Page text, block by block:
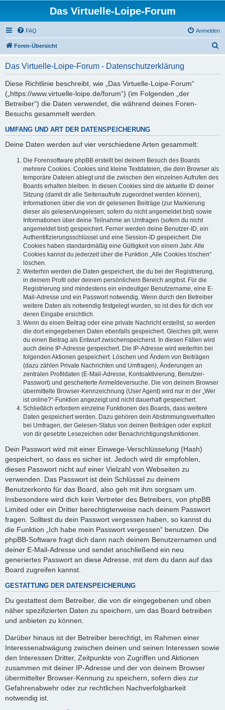
Das Virtuelle-Loipe-Forum
FAQ Anmelden
Foren-Übersicht
Das Virtuelle-Loipe-Forum - Datenschutzerklärung
Diese Richtlinie beschreibt, wie „Das Virtuelle-Loipe-Forum“
(„https://www.virtuelle-loipe.de/forum“) (im Folgenden „der
Betreiber“) die Daten verwendet, die während deines Foren-
Besuchs gesammelt werden.
UMFANG UND ART DER DATENSPEICHERUNG
Deine Daten werden auf vier verschiedene Arten gesammelt:
Die Forensoftware phpBB erstellt bei deinem Besuch des Boards
mehrere Cookies. Cookies sind kleine Textdateien, die dein Browser als
temporäre Dateien ablegt und die zwischen den einzelnen Aufrufen des
Boards erhalten bleiben. In diesen Cookies sind die aktuelle ID deiner
Sitzung (damit dir alle Seitenaufrufe zugeordnet werden können),
Informationen über die von dir gelesenen Beiträge (zur Markierung
dieser als gelesen/ungelesen; sofern du nicht angemeldet bist) sowie
Informationen über deine Teilnahme an Umfragen (sofern du nicht
angemeldet bist) gespeichert. Ferner werden deine Benutzer-ID, ein
Authentifizierungsschlüssel und eine Session-ID gespeichert. Die
Cookies haben standardmäßig eine Gültigkeit von einem Jahr. Alle
Cookies kannst du jederzeit über die Funktion „Alle Cookies löschen“
löschen.
Weiterhin werden die Daten gespeichert, die du bei der Registrierung,
in deinem Profil oder deinem persönlichem Bereich angibst. Für die
Registrierung sind mindestens ein eindeutiger Benutzername, eine E-
Mail-Adresse und ein Passwort notwendig. Wenn durch den Betreiber
weitere Daten als notwendig festgelegt wurden, so ist dies für dich vor
deren Eingabe ersichtlich.
Wenn du einen Beitrag oder eine private Nachricht erstellst, so werden
die dort eingegebenen Daten ebenfalls gespeichert. Gleiches gilt, wenn
du einen Beitrag als Entwurf zwischenspeicherst. In diesen Fällen wird
auch deine IP-Adresse gespeichert. Die IP-Adresse wird weiterhin bei
folgenden Aktionen gespeichert: Löschen und Ändern von Beiträgen
(dazu zählen Private Nachrichten und Umfragen), Änderungen an
zentralen Profildaten (E-Mail-Adresse, Kontoaktivierung, Benutzer-
Passwort) und gescheiterte Anmeldeversuche. Die von deinem Browser
übermittelte Browser-Kennzeichnung (User Agent) wird nur in der „Wer
ist online?“-Funktion angezeigt und nicht dauerhaft gespeichert.
Schließlich erfordern einzelne Funktionen des Boards, dass weitere
Daten gespeichert werden. Dazu gehören dein Abstimmungsverhalten
bei Umfragen, der Gelesen-Status von deinen Beiträgen oder explizit
von dir gesetzte Lesezeichen oder Benachrichtigungsfunktionen.
Dein Passwort wird mit einer Einwege-Verschlüsselung (Hash)
gespeichert, so dass es sicher ist. Jedoch wird dir empfohlen,
dieses Passwort nicht auf einer Vielzahl von Webseiten zu
verwenden. Das Passwort ist dein Schlüssel zu deinem
Benutzerkonto für das Board, also geh mit ihm sorgsam um.
Insbesondere wird dich kein Vertreter des Betreibers, von phpBB
Limited oder ein Dritter berechtigterweise nach deinem Passwort
fragen. Solltest du dein Passwort vergessen haben, so kannst du
die Funktion „Ich habe mein Passwort vergessen“ benutzen. Die
phpBB-Software fragt dich dann nach deinem Benutzernamen und
deiner E-Mail-Adresse und sendet anschließend ein neu
generiertes Passwort an diese Adresse, mit dem du dann auf das
Board zugreifen kannst.
GESTATTUNG DER DATENSPEICHERUNG
Du gestattest dem Betreiber, die von dir eingegebenen und oben
näher spezifizierten Daten zu speichern, um das Board betreiben
und anbieten zu können.
Darüber hinaus ist der Betreiber berechtigt, im Rahmen einer
Interessenabwägung zwischen deinen und seinen Interessen sowie
den Interessen Dritter, Zeitpunkte von Zugriffen und Aktionen
zusammen mit deiner IP-Adresse und der von deinem Browser
übermittelter Browser-Kennung zu speichern, sofern dies zur
Gefahrenabwehr oder zur rechtlichen Nachverfolgbarkeit
notwendig ist.